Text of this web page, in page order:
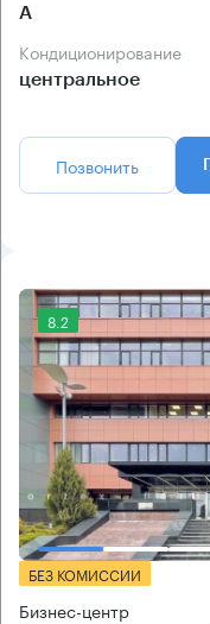
А
Кондиционирование
центральное
Позвонить
8.2
БЕЗ КОМИССИИ
Бизнес-центр